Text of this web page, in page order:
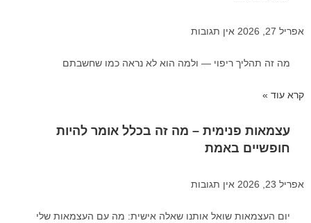
אפריל 27, 2026 אין תגובות
מה זה תהליך ריפוי — ולמה הוא לא נראה כמו שחשבתם
קרא עוד »
עצמאות פנימית – מה זה בכלל אומר להיות
חופשיים באמת
אפריל 23, 2026 אין תגובות
יום העצמאות שואל אותנו שאלה אישית: מה עם העצמאות שלי